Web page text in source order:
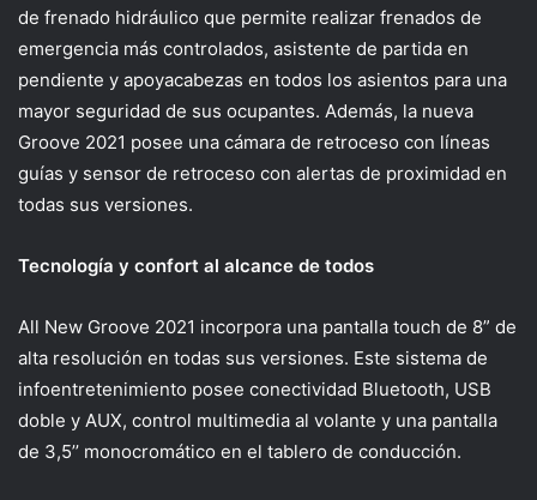
de frenado hidráulico que permite realizar frenados de
emergencia más controlados, asistente de partida en
pendiente y apoyacabezas en todos los asientos para una
mayor seguridad de sus ocupantes. Además, la nueva
Groove 2021 posee una cámara de retroceso con líneas
guías y sensor de retroceso con alertas de proximidad en
todas sus versiones.
Tecnología y confort al alcance de todos
All New Groove 2021 incorpora una pantalla touch de 8” de
alta resolución en todas sus versiones. Este sistema de
infoentretenimiento posee conectividad Bluetooth, USB
doble y AUX, control multimedia al volante y una pantalla
de 3,5’’ monocromático en el tablero de conducción.